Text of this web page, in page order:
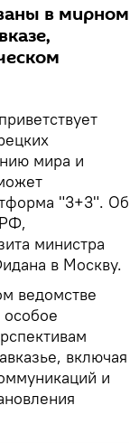
в мирном
мира и
"3+3". Об
министра
в Москву.
ведомстве
особое
включая
и